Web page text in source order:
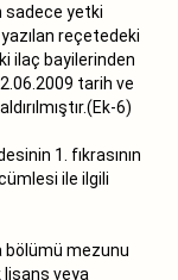
sadece yetki
reçetedeki
ilaç bayilerinden
tarih ve
6)
1. fıkrasının
ile ilgili
bölümü mezunu
lisans veya